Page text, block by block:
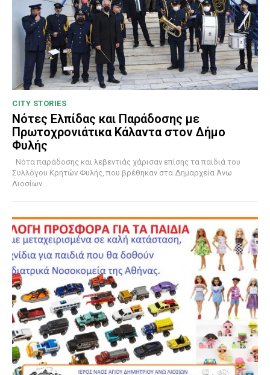
CITY STORIES
Νότες Ελπίδας και Παράδοσης με
Πρωτοχρονιάτικα Κάλαντα στον Δήμο
Φυλής
Νότα παράδοσης και λεβεντιάς χάρισαν επίσης τα παιδιά του
Συλλόγου Κρητών Φυλής, που βρέθηκαν στα Δημαρχεία Άνω
Λιοσίων...